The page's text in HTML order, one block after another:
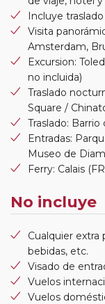
Incluye
Visita
Amsterdam,
Excursion:
no incluida)
Traslado
Square /
Traslado:
Entradas:
Museo de
Ferry: Calais
No incluye
Cualquier extra
bebidas, etc.
Visado de
Vuelos
Vuelos